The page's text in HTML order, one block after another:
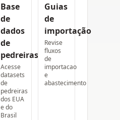
Base
de
dados
de
pedreiras
Acesse
datasets
de
pedreiras
dos EUA
e do
Brasil
Guias
de
importação
Revise
fluxos
de
importacao
e
abastecimento